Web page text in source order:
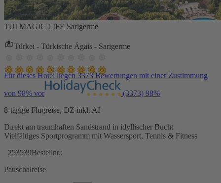
TUI MAGIC LIFE Sarigerme
Türkei - Türkische Ägäis - Sarigerme
Für dieses Hotel liegen 3373 Bewertungen mit einer Zustimmung
von 98% vor (3373) 98%
8-tägige Flugreise, DZ inkl. AI
Direkt am traumhaften Sandstrand in idyllischer Bucht
Vielfältiges Sportprogramm mit Wassersport, Tennis & Fitness
253539Bestellnr.:
Pauschalreise